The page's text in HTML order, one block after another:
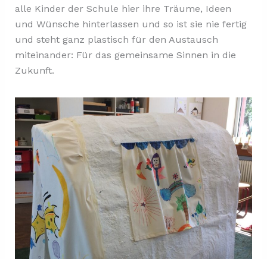
alle Kinder der Schule hier ihre Träume, Ideen
und Wünsche hinterlassen und so ist sie nie fertig
und steht ganz plastisch für den Austausch
miteinander: Für das gemeinsame Sinnen in die
Zukunft.